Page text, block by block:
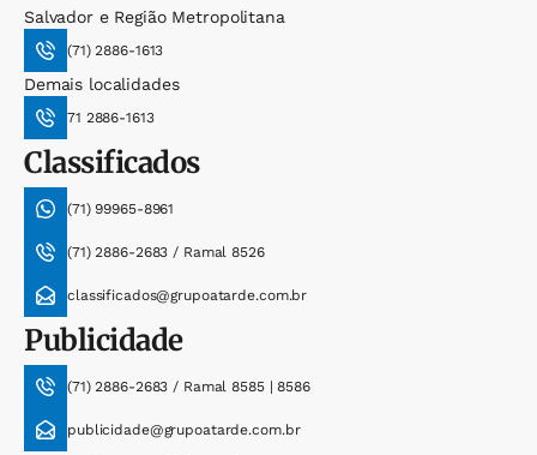
Salvador e Região Metropolitana
(71) 2886-1613
Demais localidades
71 2886-1613
Classificados
(71) 99965-8961
(71) 2886-2683 / Ramal 8526
classificados@grupoatarde.com.br
Publicidade
(71) 2886-2683 / Ramal 8585 | 8586
publicidade@grupoatarde.com.br